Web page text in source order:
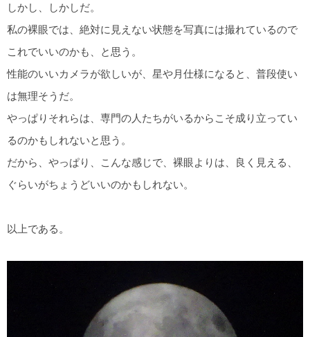
しかし、しかしだ。
私の裸眼では、絶対に見えない状態を写真には撮れているので
これでいいのかも、と思う。
性能のいいカメラが欲しいが、星や月仕様になると、普段使い
は無理そうだ。
やっぱりそれらは、専門の人たちがいるからこそ成り立ってい
るのかもしれないと思う。
だから、やっぱり、こんな感じで、裸眼よりは、良く見える、
ぐらいがちょうどいいのかもしれない。
以上である。